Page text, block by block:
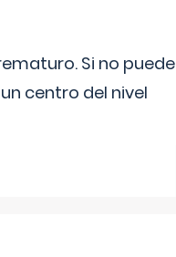
Si no puede
centro del nivel